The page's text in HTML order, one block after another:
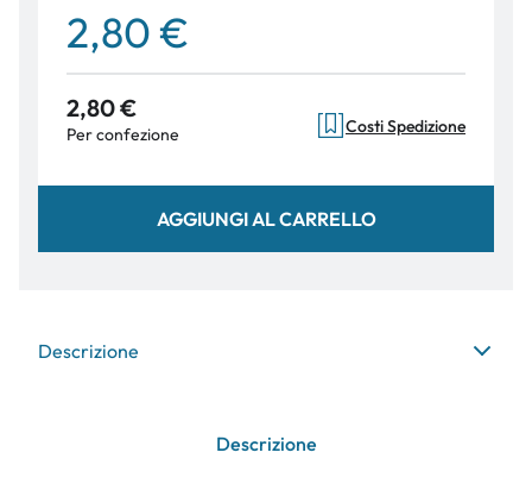
2,80 €
2,80 €
Per confezione Costi Spedizione
AGGIUNGI AL CARRELLO
Descrizione
Descrizione